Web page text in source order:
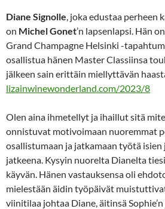
Diane Signolle, jokaedustaa perheen
on Michel Gonet’n lapsenlapsi. Hän
Grand Champagne Helsinki -
osallistua hänen Master Classiinsa
jälkeen sain erittäin miellyttävän
lizainwinewonderland.com/2023/8
Olen aina ihmetellyt ja ihaillut sitä
onnistuvat motivoimaan nuoremmat
osallistumaan ja jatkamaan työtä
jatkeena. Kysyin nuorelta Dianelta
käyvän. Hänen vastauksensa oli
mielestään äidin työpäivät
viinitilaa johtaa Diane, äitinsä